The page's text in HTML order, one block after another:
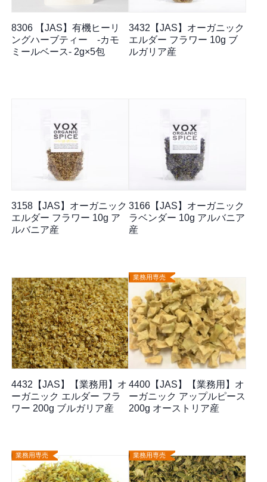
8306 【JAS】有機ヒーリ
ングハーブティー -カモ
ミールベース- 2g×5包
3432【JAS】オーガニック
エルダー フラワー 10g ブ
ルガリア産
3158【JAS】オーガニック
エルダー フラワー 10g ア
ルバニア産
3166【JAS】オーガニック
ラベンダー 10g アルバニア
産
4432【JAS】【業務用】オ
ーガニック エルダー フラ
ワー 200g ブルガリア産
業務用専売
4400【JAS】【業務用】オ
ーガニック アップルピース
200g オーストリア産
業務用専売 業務用専売